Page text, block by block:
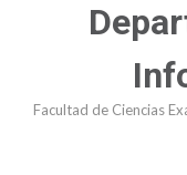
Facultad de Ciencias